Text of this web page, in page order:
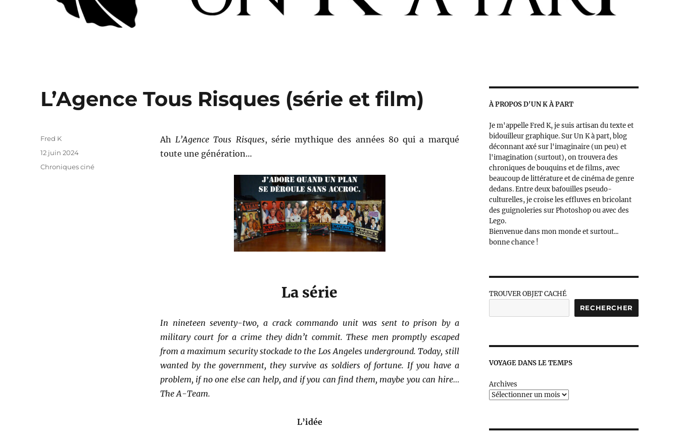
L’Agence Tous Risques (série et film)
AhL’Agence Tous Risques, série mythique des années 80 qui a marqué
toute une génération…
La série
In nineteen seventy-two, a crack commando unit was sent to prison by a
military court for a crime they didn’t commit. These men promptly escaped
from a maximum security stockade to the Los Angeles underground. Today, still
wanted by the government, they survive as soldiers of fortune. If you have a
problem, if no one else can help, and if you can find them, maybe you can hire…
The A-Team.
L’idée
Auteur
Fred K
Publié
le
12 juin 2024
Catégories
Chroniques ciné
À PROPOS D'UN K À PART
Je m'appelle Fred K, je suis artisan du texte et
bidouilleur graphique. Sur Un K à part, blog
déconnant axé sur l'imaginaire (un peu) et
l'imagination (surtout), on trouvera des
chroniques de bouquins et de films, avec
beaucoup de littérature et de cinéma de genre
dedans. Entre deux bafouilles pseudo-
culturelles, je croise les effluves en bricolant
des guignoleries sur Photoshop ou avec des
Lego.
Bienvenue dans mon monde et surtout...
bonne chance !
TROUVER OBJET CACHÉ
RECHERCHER
VOYAGE DANS LE TEMPS
Archives